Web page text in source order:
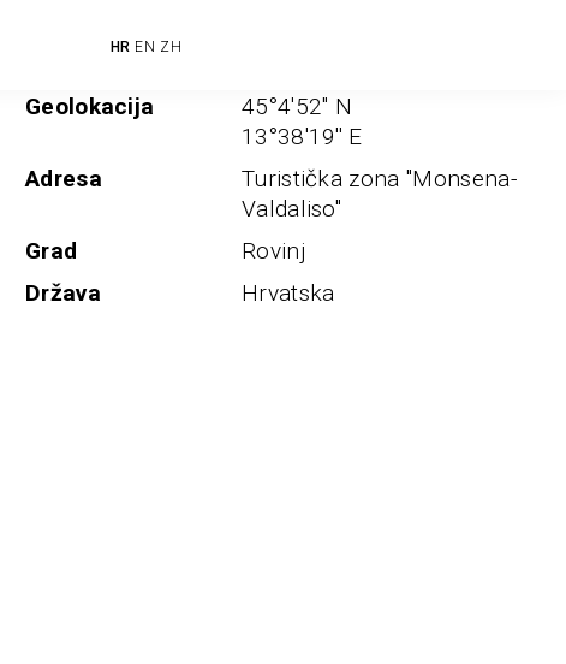
HR EN ZH
Geolokacija
45°4'52'' N
13°38'19'' E
Adresa
Turistička zona ''Monsena-
Valdaliso''
Grad
Rovinj
Država
Hrvatska